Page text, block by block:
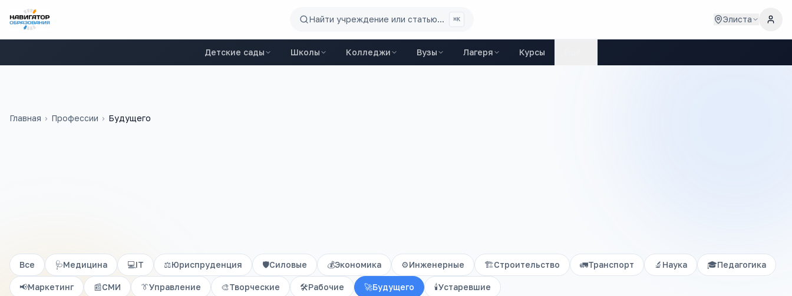
Найти учреждение или статью... ⌘K Элиста
Детские сады Школы Колледжи Вузы Лагеря Курсы
Главная › Профессии › Будущего
Все 🩺Медицина 💻IT ⚖️Юриспруденция 🛡️Силовые 💰Экономика ⚙️Инженерные 🏗️Строительство 🚛Транспорт 🔬 Наука 🎓Педагогика
📢Маркетинг 📰СМИ 👔Управление 🎨Творческие 🛠️Рабочие 🚀Будущего 🕯️Устаревшие